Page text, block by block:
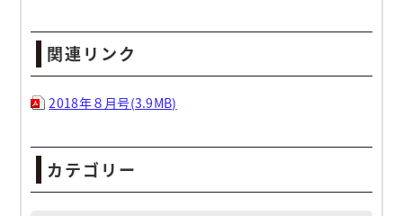
関連リンク
2018年８月号(3.9MB)
カテゴリー